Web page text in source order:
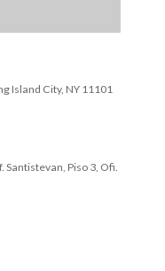
Island City, NY 11101
Piso 3, Ofi.